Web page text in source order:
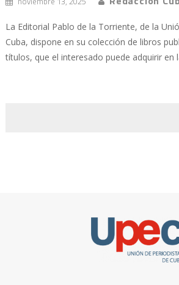
La Editorial Pablo de la Torriente, de la
Cuba, dispone en su colección de libros
títulos, que el interesado puede adquirir en